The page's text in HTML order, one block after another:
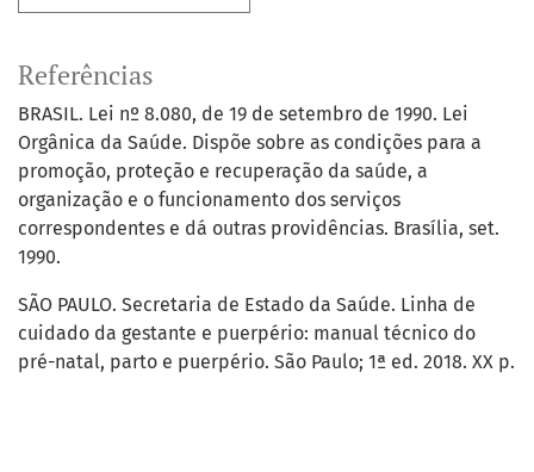
Referências
BRASIL. Lei nº 8.080, de 19 de setembro de 1990. Lei
Orgânica da Saúde. Dispõe sobre as condições para a
promoção, proteção e recuperação da saúde, a
organização e o funcionamento dos serviços
correspondentes e dá outras providências. Brasília, set.
1990.
SÃO PAULO. Secretaria de Estado da Saúde. Linha de
cuidado da gestante e puerpério: manual técnico do
pré-natal, parto e puerpério. São Paulo; 1ª ed. 2018. XX p.